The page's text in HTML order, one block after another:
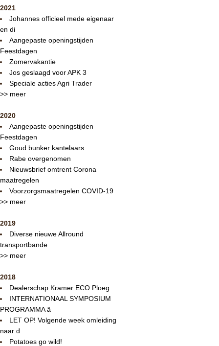
2021
Johannes officieel mede eigenaar
en di
Aangepaste openingstijden
Feestdagen
Zomervakantie
Jos geslaagd voor APK 3
Speciale acties Agri Trader
>> meer
2020
Aangepaste openingstijden
Feestdagen
Goud bunker kantelaars
Rabe overgenomen
Nieuwsbrief omtrent Corona
maatregelen
Voorzorgsmaatregelen COVID-19
>> meer
2019
Diverse nieuwe Allround
transportbande
>> meer
2018
Dealerschap Kramer ECO Ploeg
INTERNATIONAAL SYMPOSIUM
PROGRAMMA â
LET OP! Volgende week omleiding
naar d
Potatoes go wild!